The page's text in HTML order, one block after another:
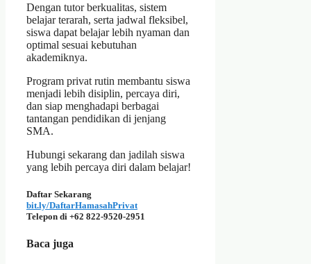
Dengan tutor berkualitas, sistem
belajar terarah, serta jadwal fleksibel,
siswa dapat belajar lebih nyaman dan
optimal sesuai kebutuhan
akademiknya.
Program privat rutin membantu siswa
menjadi lebih disiplin, percaya diri,
dan siap menghadapi berbagai
tantangan pendidikan di jenjang
SMA.
Hubungi sekarang dan jadilah siswa
yang lebih percaya diri dalam belajar!
Daftar Sekarang
bit.ly/DaftarHamasahPrivat
Telepon di +62 822-9520-2951
Baca juga